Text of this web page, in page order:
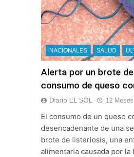
NACIONALES SALUD
Alerta por un brote
consumo de queso
Diario EL SOL 12
El consumo de un queso
desencadenante de una
brote de listeriosis, una
alimentaria causada por la